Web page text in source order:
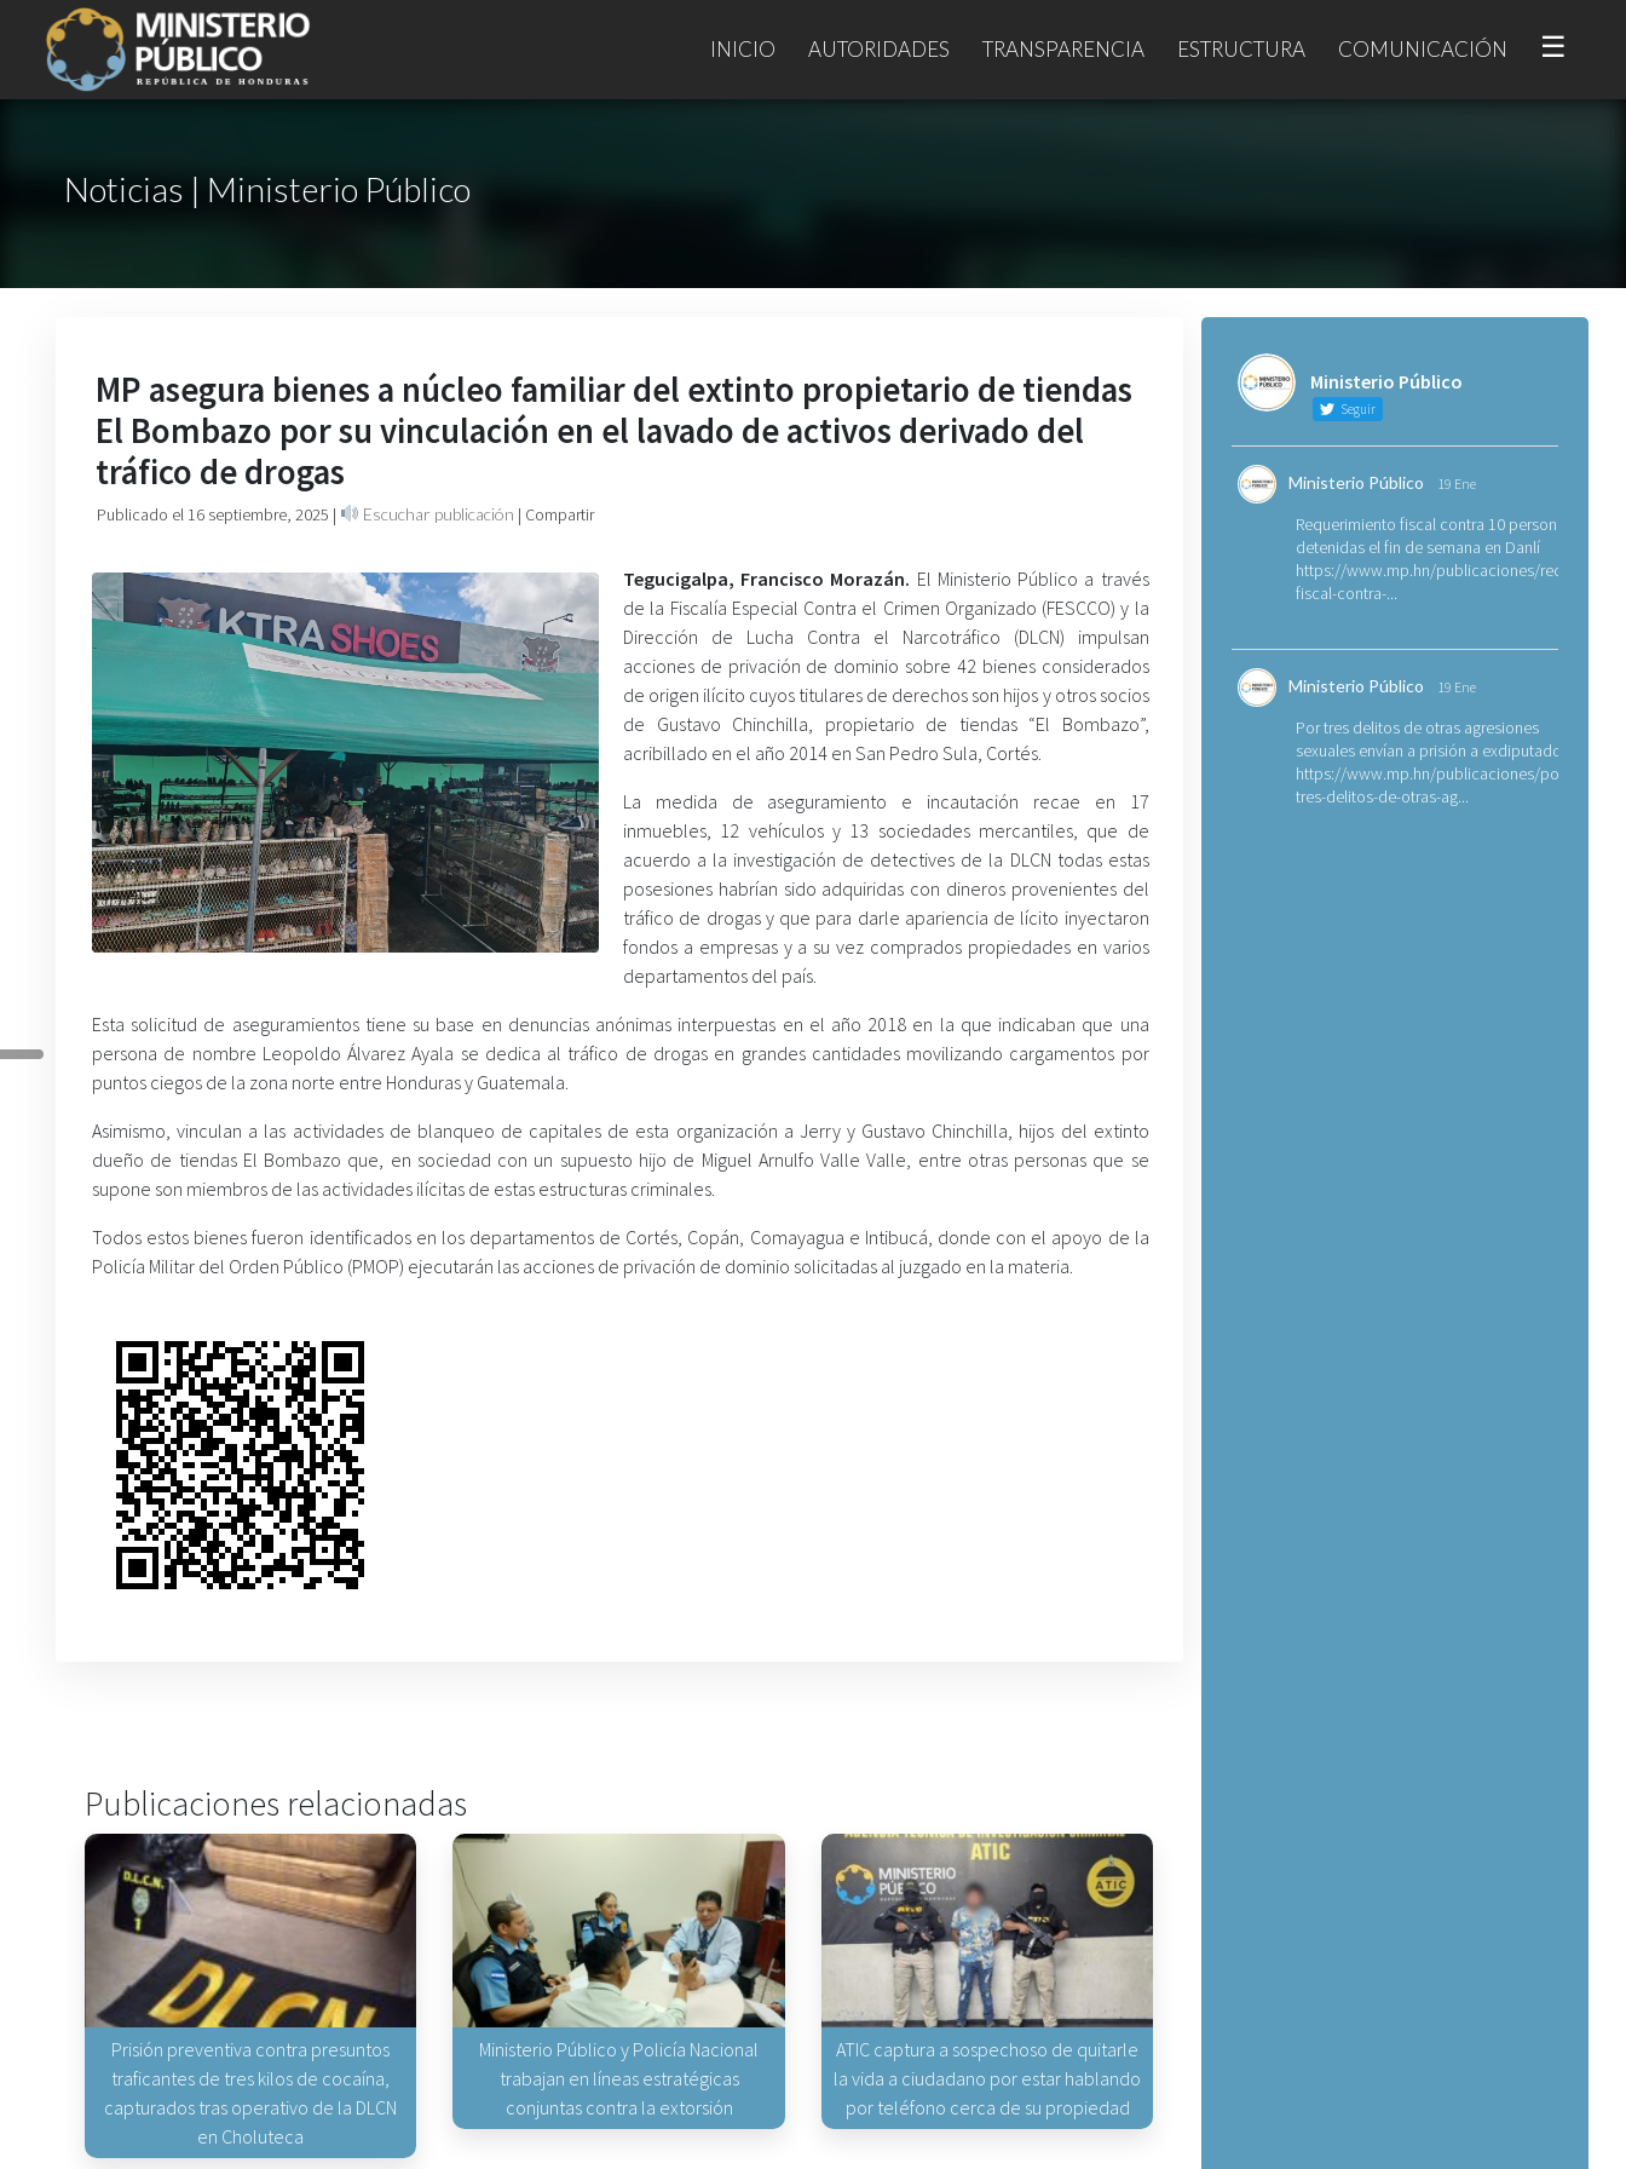
INICIO AUTORIDADES TRANSPARENCIA ESTRUCTURA COMUNICACIÓN ☰
Noticias | Ministerio Público
MP asegura bienes a núcleo familiar del extinto propietario de tiendas
El Bombazo por su vinculación en el lavado de activos derivado del
tráfico de drogas
Publicado el 16 septiembre, 2025 | Escuchar publicación | Compartir
Tegucigalpa, Francisco Morazán. El Ministerio Público a través
de la Fiscalía Especial Contra el Crimen Organizado (FESCCO) y la
Dirección de Lucha Contra el Narcotráfico (DLCN) impulsan
acciones de privación de dominio sobre 42 bienes considerados
de origen ilícito cuyos titulares de derechos son hijos y otros socios
de Gustavo Chinchilla, propietario de tiendas “El Bombazo”,
acribillado en el año 2014 en San Pedro Sula, Cortés.
La medida de aseguramiento e incautación recae en 17
inmuebles, 12 vehículos y 13 sociedades mercantiles, que de
acuerdo a la investigación de detectives de la DLCN todas estas
posesiones habrían sido adquiridas con dineros provenientes del
tráfico de drogas y que para darle apariencia de lícito inyectaron
fondos a empresas y a su vez comprados propiedades en varios
departamentos del país.
Esta solicitud de aseguramientos tiene su base en denuncias anónimas interpuestas en el año 2018 en la que indicaban que una
persona de nombre Leopoldo Álvarez Ayala se dedica al tráfico de drogas en grandes cantidades movilizando cargamentos por
puntos ciegos de la zona norte entre Honduras y Guatemala.
Asimismo, vinculan a las actividades de blanqueo de capitales de esta organización a Jerry y Gustavo Chinchilla, hijos del extinto
dueño de tiendas El Bombazo que, en sociedad con un supuesto hijo de Miguel Arnulfo Valle Valle, entre otras personas que se
supone son miembros de las actividades ilícitas de estas estructuras criminales.
Todos estos bienes fueron identificados en los departamentos de Cortés, Copán, Comayagua e Intibucá, donde con el apoyo de la
Policía Militar del Orden Público (PMOP) ejecutarán las acciones de privación de dominio solicitadas al juzgado en la materia.
Publicaciones relacionadas
Prisión preventiva contra presuntos
traficantes de tres kilos de cocaína,
capturados tras operativo de la DLCN
en Choluteca
Ministerio Público y Policía Nacional
trabajan en líneas estratégicas
conjuntas contra la extorsión
ATIC captura a sospechoso de quitarle
la vida a ciudadano por estar hablando
por teléfono cerca de su propiedad
Ministerio Público
Seguir
Ministerio Público 19 Ene
Requerimiento fiscal contra 10 personas
detenidas el fin de semana en Danlí
https://www.mp.hn/publicaciones/
fiscal-contra-...
Ministerio Público 19 Ene
Por tres delitos de otras agresiones
sexuales envían a prisión a exdiputado
https://www.mp.hn/publicaciones/por-
tres-delitos-de-otras-ag...